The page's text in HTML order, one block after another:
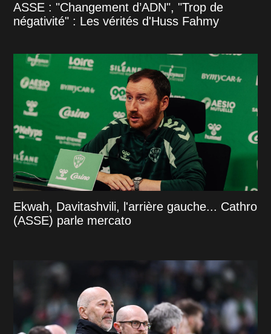
ASSE : "Changement d’ADN", "Trop de
négativité" : Les vérités d'Huss Fahmy
Ekwah, Davitashvili, l'arrière gauche... Cathro
(ASSE) parle mercato